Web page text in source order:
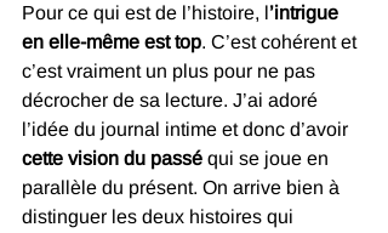
Pour ce qui est de l’histoire, l’intrigue
en elle-même est top. C’est cohérent et
c’est vraiment un plus pour ne pas
décrocher de sa lecture. J’ai adoré
l’idée du journal intime et donc d’avoir
cette vision du passé qui se joue en
parallèle du présent. On arrive bien à
distinguer les deux histoires qui